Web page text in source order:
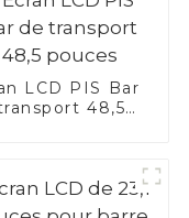
LCD PIS Bar
48,5